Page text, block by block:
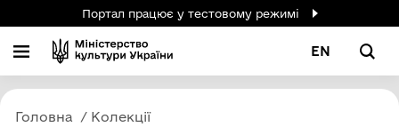
Портал працює у тестовому режимі
EN
Головна Колекції